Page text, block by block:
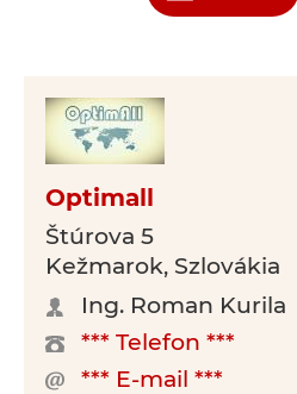
Optimall
Štúrova 5
Kežmarok, Szlovákia
Ing. Roman Kurila
*** Telefon ***
*** E-mail ***